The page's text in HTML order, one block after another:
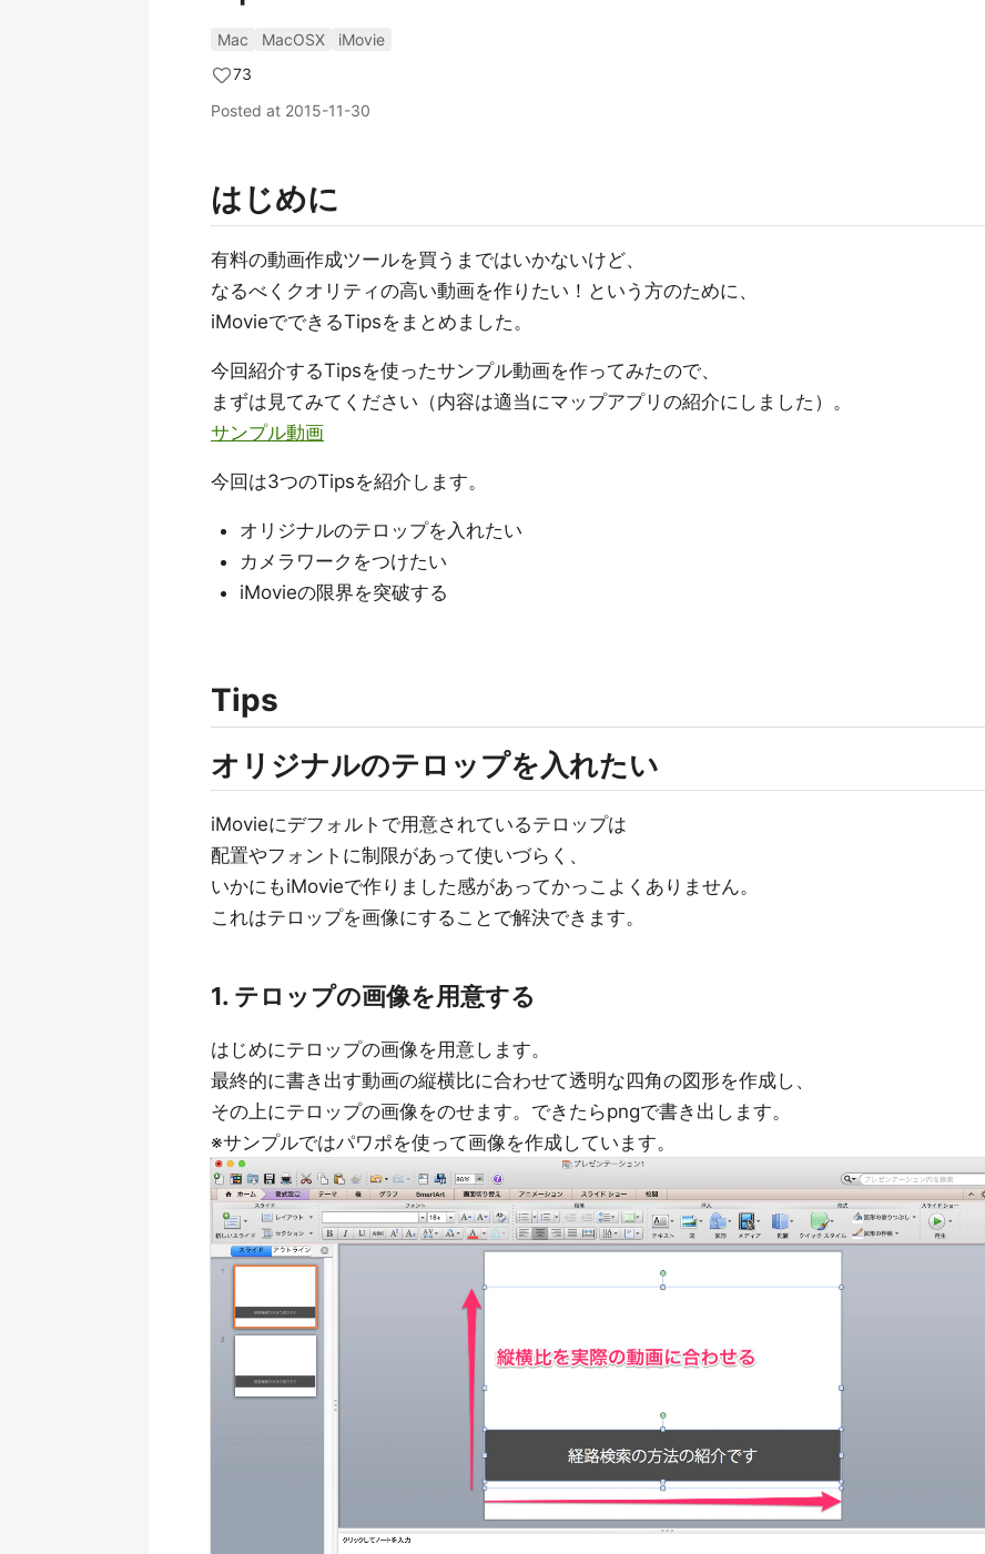
Mac MacOSX
iMovie
73
Posted at 2015-11-30
はじめに
有料の動画作成ツールを買うまではいかないけど、
なるべくクオリティの高い動画を作りたい！という方のために、
iMovieでできるTipsをまとめました。
今回紹介するTipsを使ったサンプル動画を作ってみたので、
まずは見てみてください（内容は適当にマップアプリの紹介にしました）。
サンプル動画
今回は3つのTipsを紹介します。
オリジナルのテロップを入れたい
カメラワークをつけたい
iMovieの限界を突破する
Tips
オリジナルのテロップを入れたい
iMovieにデフォルトで用意されているテロップは
配置やフォントに制限があって使いづらく、
いかにもiMovieで作りました感があってかっこよくありません。
これはテロップを画像にすることで解決できます。
1. テロップの画像を用意する
はじめにテロップの画像を用意します。
最終的に書き出す動画の縦横比に合わせて透明な四角の図形を作成し、
その上にテロップの画像をのせます。できたらpngで書き出します。
※サンプルではパワポを使って画像を作成しています。